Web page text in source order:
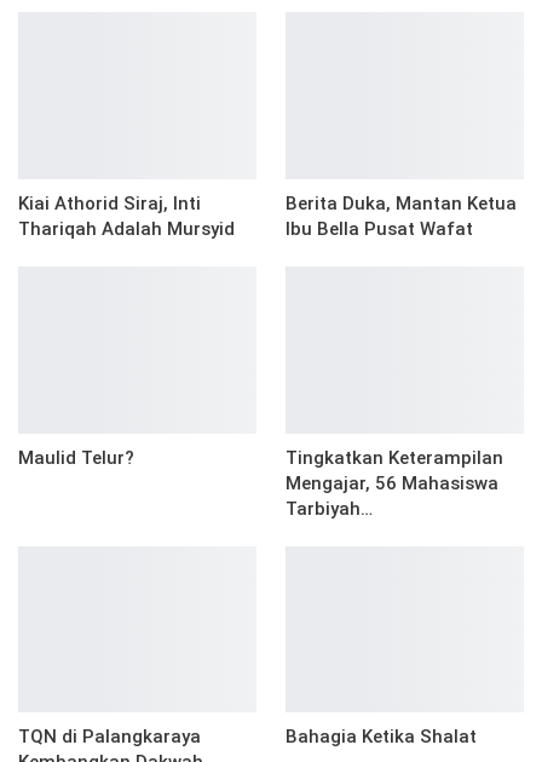
Kiai Athorid Siraj, Inti
Thariqah Adalah Mursyid
Berita Duka, Mantan Ketua
Ibu Bella Pusat Wafat
Maulid Telur?
Tingkatkan Keterampilan
Mengajar, 56 Mahasiswa
Tarbiyah…
TQN di Palangkaraya
Bahagia Ketika Shalat